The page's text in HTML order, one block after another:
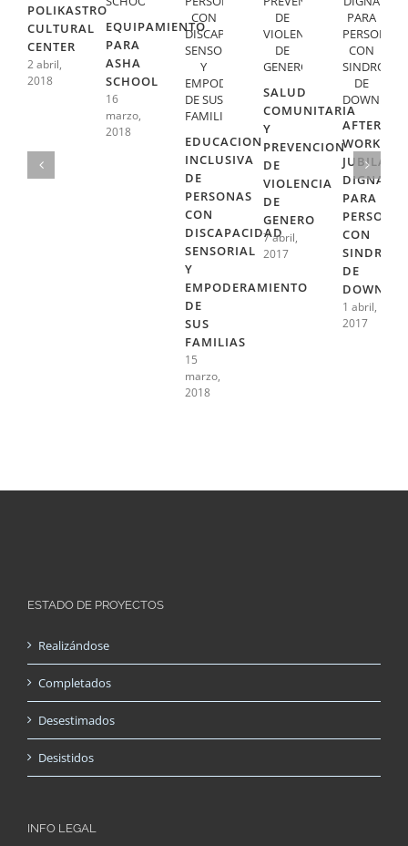
POLIKASTRO
CULTURAL
CENTER
2 abril,
2018
EQUIPAMIENTO
PARA
ASHA
SCHOOL
16
marzo,
2018
EDUCACION
INCLUSIVA
DE
PERSONAS
CON
DISCAPACIDAD
SENSORIAL
Y
EMPODERAMIENTO
DE
SUS
FAMILIAS
15
marzo,
2018
SALUD
COMUNITARIA
Y
PREVENCION
DE
VIOLENCIA
DE
GENERO
7 abril,
2017
AFTER
WORK-
DIGNA
PARA
CON
DE
DOWN
1 abril,
2017
ESTADO DE PROYECTOS
Realizándose
Completados
Desestimados
Desistidos
INFO LEGAL